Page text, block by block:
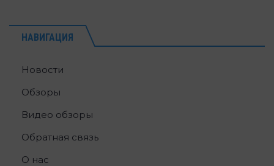
НАВИГАЦИЯ
Новости
Обзоры
Видео обзоры
Обратная связь
О нас